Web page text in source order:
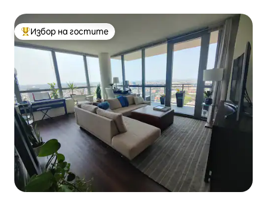
Най-популярен избор на гостите
Избор на гостите